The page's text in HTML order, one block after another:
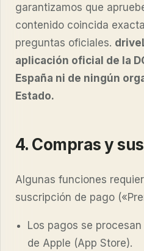
garantizamos que
contenido coincida
preguntas oficiales.
aplicación oficial de la
España ni de ningún
Estado.
4. Compras y
Algunas funciones
suscripción de pago
Los pagos se
de Apple (App Store).